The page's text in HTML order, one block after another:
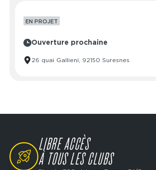
EN PROJET
Ouverture prochaine
26 quai Gallieni, 92150 Suresnes
SVG
LIBRE ACCÈS
À TOUS LES CLUBS